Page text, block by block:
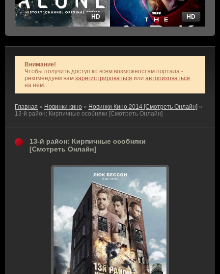
HD HD
Внимание!
Чтобы получить доступ ко всем возможностям портала -
рекомендуем вам зарегистрироваться или авторизоваться
на нем.
Главная » Новинки кино » Новинки Кино 2014 [Смотреть Онлайн] »
13-й район: Кирпичные особняки [Смотреть Онлайн]
13-й район: Кирпичные особняки
[Смотреть Онлайн]